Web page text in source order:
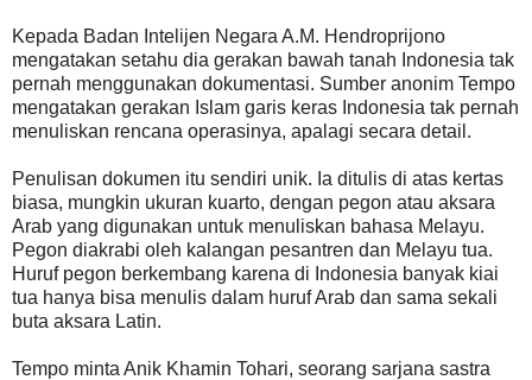
Kepada Badan Intelijen Negara A.M. Hendroprijono
mengatakan setahu dia gerakan bawah tanah Indonesia tak
pernah menggunakan dokumentasi. Sumber anonim Tempo
mengatakan gerakan Islam garis keras Indonesia tak pernah
menuliskan rencana operasinya, apalagi secara detail.
Penulisan dokumen itu sendiri unik. Ia ditulis di atas kertas
biasa, mungkin ukuran kuarto, dengan pegon atau aksara
Arab yang digunakan untuk menuliskan bahasa Melayu.
Pegon diakrabi oleh kalangan pesantren dan Melayu tua.
Huruf pegon berkembang karena di Indonesia banyak kiai
tua hanya bisa menulis dalam huruf Arab dan sama sekali
buta aksara Latin.
Tempo minta Anik Khamin Tohari, seorang sarjana sastra